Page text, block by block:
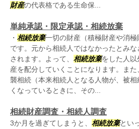
財産の代表格である生命保...
単純承認・限定承認・相続放棄
・ 相続放棄一切の財産（積極財産や消
です。元から相続人ではなかったとみ
されます。よって、 相続放棄をした人以
産を配分していくことになります。また
襲相続（本来相続人となる人物が、被
くなっているときに、その...
相続財産調査・相続人調査
3か月を過ぎてしまうと、 相続放棄とい